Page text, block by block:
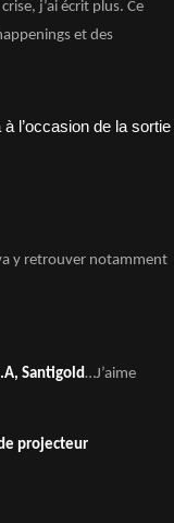
j’ai écrit plus. Ce
et des
y retrouver notamment
Santigold…J’aime
projecteur